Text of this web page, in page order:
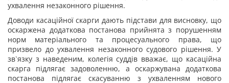
ухвалення незаконного рішення.
Доводи касаційної скарги дають підстави для висновку, що
оскаржена додаткова постанова прийнята з порушенням
норм матеріального та процесуального права, що
призвело до ухвалення незаконного судового рішення. У
зв`язку з наведеним, колегія суддів вважає, що касаційна
скарга підлягає задоволенню, а оскаржувана додаткова
постанова підлягає скасуванню з ухваленням нового